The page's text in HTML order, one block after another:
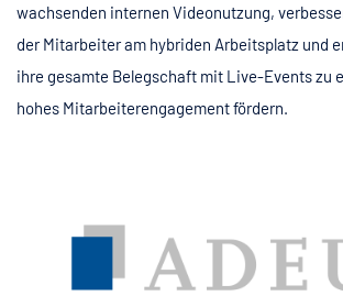
wachsenden internen Videonutzung,
der Mitarbeiter am hybriden Arbeitsplatz und
ihre gesamte Belegschaft mit Live-Events zu
hohes Mitarbeiterengagement fördern.